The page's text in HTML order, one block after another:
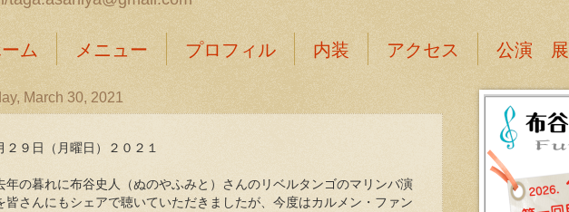
ム メニュー プロフィル 内装 アクセス 公演
March 30, 2021
２９日（月曜日）２０２１
の暮れに布谷史人（ぬのやふみと）さんのリベルタンゴのマリンバ演
皆さんにもシェアで聴いていただきましたが、今度はカルメン・ファン